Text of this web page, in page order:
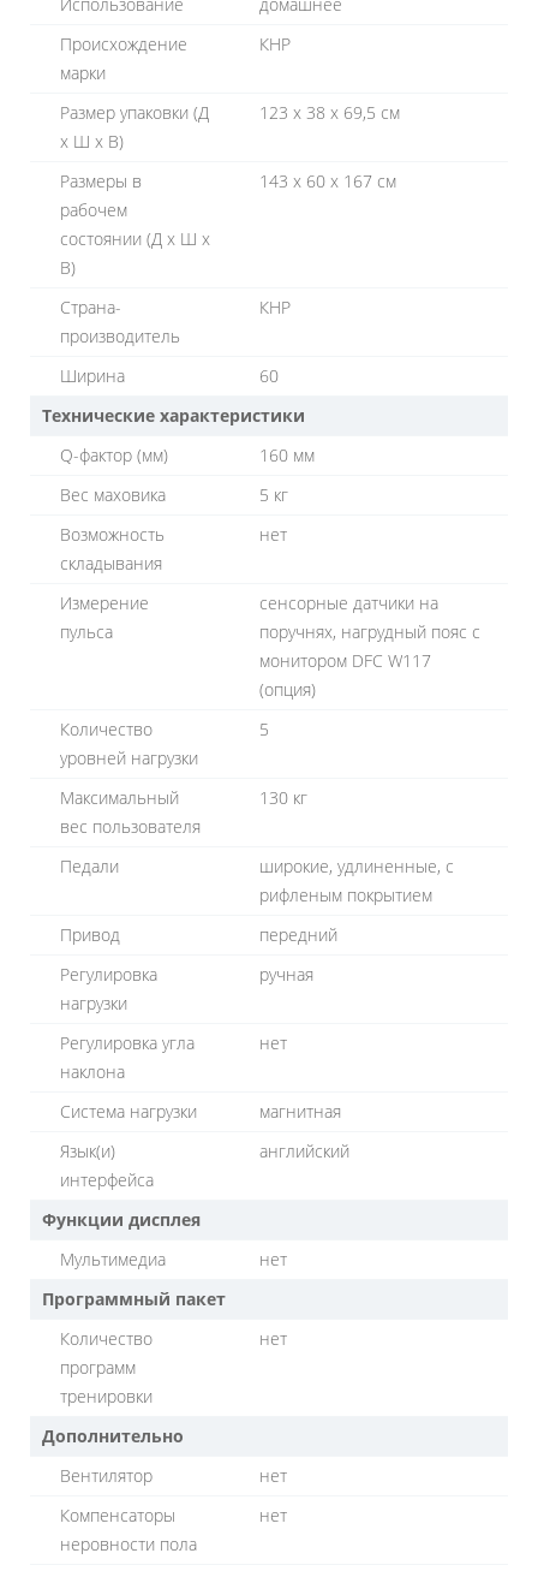
Происхождение
марки
КНР
Размер упаковки (Д
х Ш х В)
123 х 38 х 69,5 см
Размеры в
рабочем
состоянии (Д х Ш х
В)
143 х 60 х 167 см
Страна-
производитель
КНР
Ширина
60
Технические характеристики
Q-фактор (мм)
160 мм
Вес маховика
5 кг
Возможность
складывания
нет
Измерение
пульса
сенсорные датчики на
поручнях, нагрудный пояс с
монитором DFC W117
(опция)
Количество
уровней нагрузки
5
Максимальный
вес пользователя
130 кг
Педали
широкие, удлиненные, с
рифленым покрытием
Привод
передний
Регулировка
нагрузки
ручная
Регулировка угла
наклона
нет
Система нагрузки
магнитная
Язык(и)
интерфейса
английский
Функции дисплея
Мультимедиа
нет
Программный пакет
Количество
программ
тренировки
нет
Дополнительно
Вентилятор
нет
Компенсаторы
неровности пола
нет